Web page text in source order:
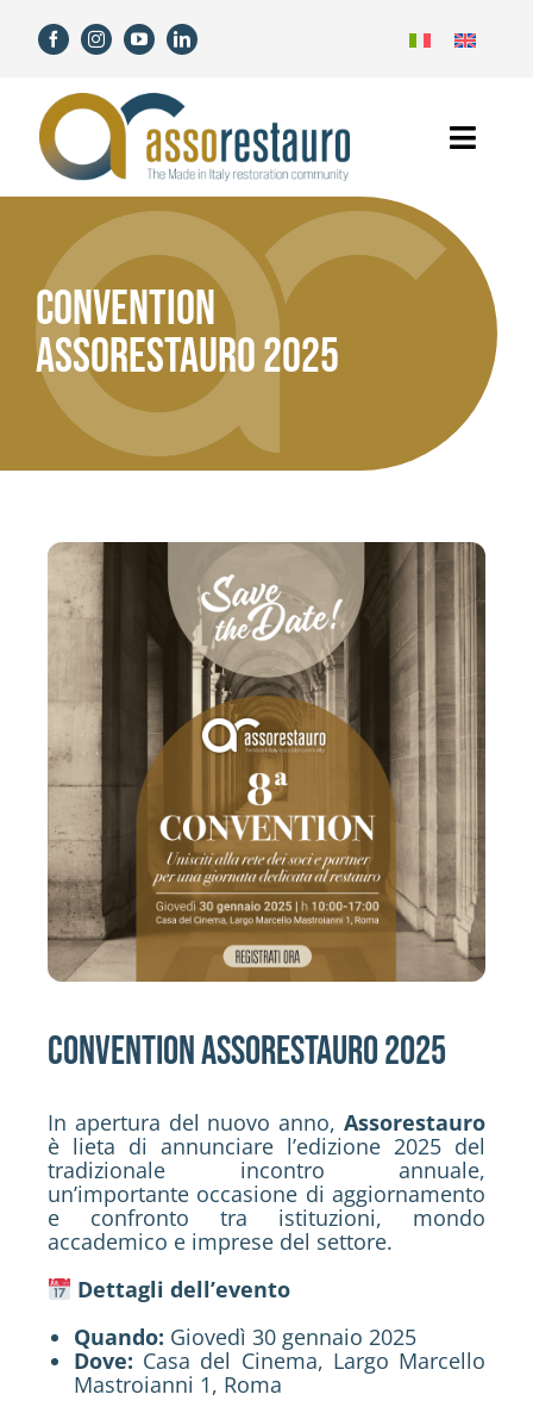
contenuto
Assorestauro
Soci
Servizi
Attività
Contatti
Login
CONVENTION
ASSORESTAURO 2025
CONVENTION ASSORESTAURO 2025
In apertura del nuovo anno,Assorestauro
è lieta di annunciare l’edizione 2025 del
tradizionale incontro annuale,
un’importante occasione di aggiornamento
e confronto tra istituzioni, mondo
accademico e imprese del settore.
Dettagli dell’evento
Quando: Giovedì 30 gennaio 2025
Dove: Casa del Cinema, Largo Marcello
Mastroianni 1, Roma